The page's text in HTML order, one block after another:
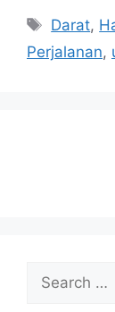
Tags
Darat,
Perjalanan,
Search
for: